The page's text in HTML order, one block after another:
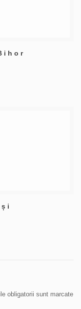
obligatorii sunt marcate